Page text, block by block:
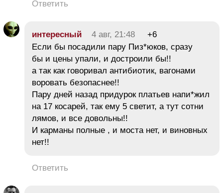
Ответить
интересный 4 авг, 21:48
+6
Если бы посадили пару Пиз*юков, сразу
бы и цены упали, и достроили бы!!
а так как говоривал антибиотик, вагонами
воровать безопаснее!!
Пару дней назад придурок платьев напи*жил
на 17 косарей, так ему 5 светит, а тут сотни
лямов, и все довольны!!
И карманы полные , и моста нет, и виновных
нет!!
Ответить